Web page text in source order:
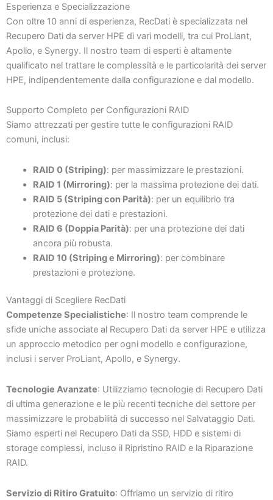
Esperienza e Specializzazione
Con oltre 10 anni di esperienza, RecDati è specializzata nel
Recupero Dati da server HPE di vari modelli, tra cui ProLiant,
Apollo, e Synergy. Il nostro team di esperti è altamente
qualificato nel trattare le complessità e le particolarità dei server
HPE, indipendentemente dalla configurazione e dal modello.
Supporto Completo per Configurazioni RAID
Siamo attrezzati per gestire tutte le configurazioni RAID
comuni, inclusi:
RAID 0 (Striping): per massimizzare le prestazioni.
RAID 1 (Mirroring): per la massima protezione dei dati.
RAID 5 (Striping con Parità): per un equilibrio tra
protezione dei dati e prestazioni.
RAID 6 (Doppia Parità): per una protezione dei dati
ancora più robusta.
RAID 10 (Striping e Mirroring): per combinare
prestazioni e protezione.
Vantaggi di Scegliere RecDati
Competenze Specialistiche: Il nostro team comprende le
sfide uniche associate al Recupero Dati da server HPE e utilizza
un approccio metodico per ogni modello e configurazione,
inclusi i server ProLiant, Apollo, e Synergy.
Tecnologie Avanzate: Utilizziamo tecnologie di Recupero Dati
di ultima generazione e le più recenti tecniche del settore per
massimizzare le probabilità di successo nel Salvataggio Dati.
Siamo esperti nel Recupero Dati da SSD, HDD e sistemi di
storage complessi, incluso il Ripristino RAID e la Riparazione
RAID.
Servizio di Ritiro Gratuito: Offriamo un servizio di ritiro